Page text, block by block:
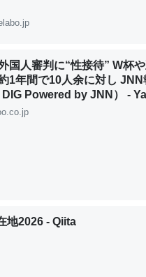
シウムも酸素も不足してて両
。海にいる鋏角類（カブトガニ
】昆虫学の大問題＝「昆虫はなぜ海
カルシウムを大量に使う脊椎
ナメクジになったり努力してるし
国人審判に“性接待” W杯
1年間で10人余に対し JNN
DIG Powered by JNN） -
地2026 - Qiita